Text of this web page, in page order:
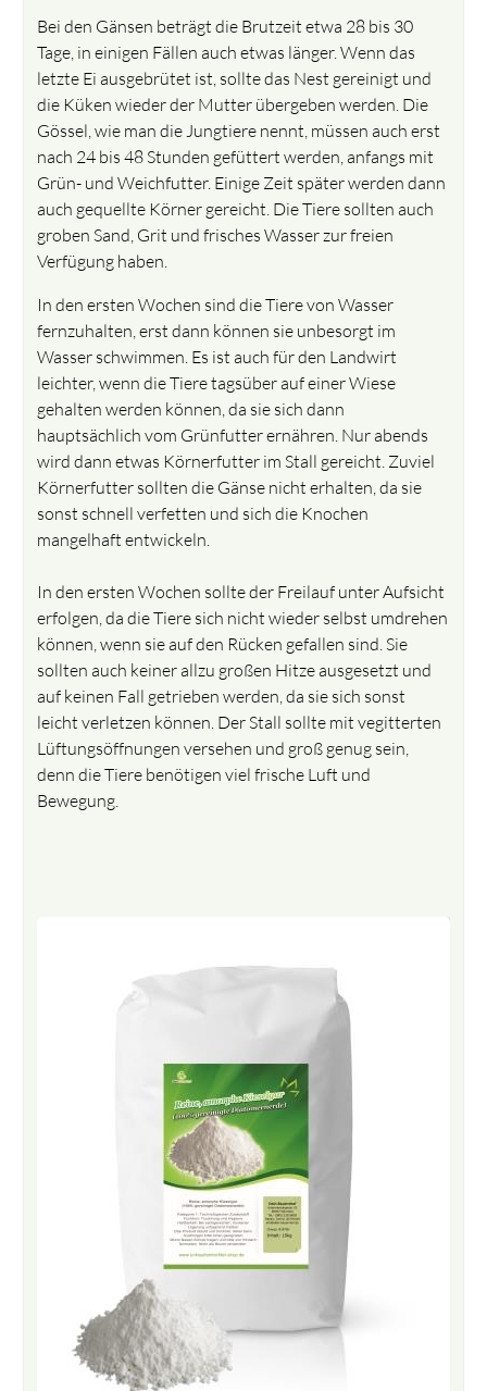
Bei den Gänsen beträgt die Brutzeit etwa 28 bis 30
Tage, in einigen Fällen auch etwas länger. Wenn das
letzte Ei ausgebrütet ist, sollte das Nest gereinigt und
die Küken wieder der Mutter übergeben werden. Die
Gössel, wie man die Jungtiere nennt, müssen auch erst
nach 24 bis 48 Stunden gefüttert werden, anfangs mit
Grün- und Weichfutter. Einige Zeit später werden dann
auch gequellte Körner gereicht. Die Tiere sollten auch
groben Sand, Grit und frisches Wasser zur freien
Verfügung haben.
In den ersten Wochen sind die Tiere von Wasser
fernzuhalten, erst dann können sie unbesorgt im
Wasser schwimmen. Es ist auch für den Landwirt
leichter, wenn die Tiere tagsüber auf einer Wiese
gehalten werden können, da sie sich dann
hauptsächlich vom Grünfutter ernähren. Nur abends
wird dann etwas Körnerfutter im Stall gereicht. Zuviel
Körnerfutter sollten die Gänse nicht erhalten, da sie
sonst schnell verfetten und sich die Knochen
mangelhaft entwickeln.
In den ersten Wochen sollte der Freilauf unter Aufsicht
erfolgen, da die Tiere sich nicht wieder selbst umdrehen
können, wenn sie auf den Rücken gefallen sind. Sie
sollten auch keiner allzu großen Hitze ausgesetzt und
auf keinen Fall getrieben werden, da sie sich sonst
leicht verletzen können. Der Stall sollte mit vegitterten
Lüftungsöffnungen versehen und groß genug sein,
denn die Tiere benötigen viel frische Luft und
Bewegung.